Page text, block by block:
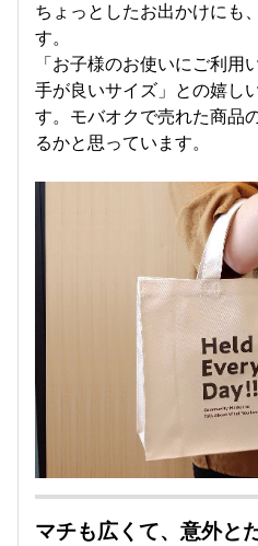
ちょっとしたお出かけにも
す。
「お子様のお使いにご利用
手が良いサイズ」との嬉し
す。モバオクで売れた商品
るかと思っています。
マチも広くて、意外と